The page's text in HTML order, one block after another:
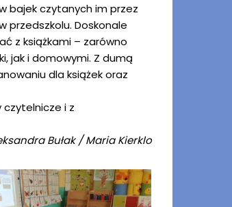
bajek czytanych im przez
przedszkolu. Doskonale
z książkami – zarówno
jak i domowymi. Z dumą
dla książek oraz
czytelnicze i z
Bułak / Maria Kierklo